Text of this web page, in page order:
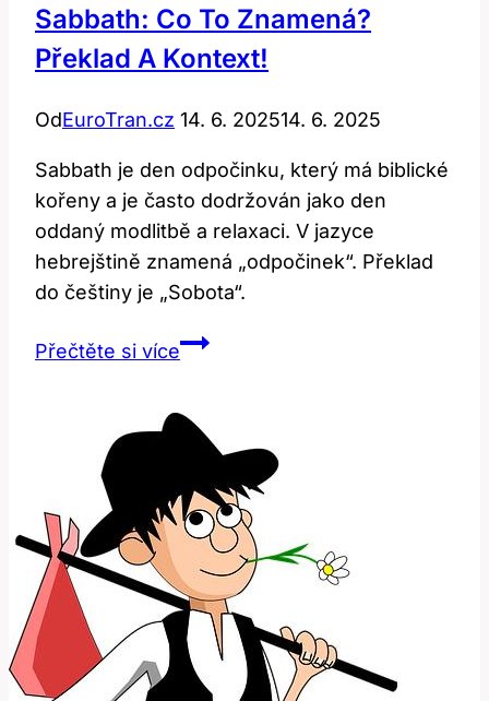
Sabbath: Co To Znamená?
Překlad A Kontext!
OdEuroTran.cz 14. 6. 202514. 6. 2025
Sabbath je den odpočinku, který má biblické
kořeny a je často dodržován jako den
oddaný modlitbě a relaxaci. V jazyce
hebrejštině znamená „odpočinek“. Překlad
do češtiny je „Sobota“.
Přečtěte si víceSabbath:
Znamená?
a
Kontext!